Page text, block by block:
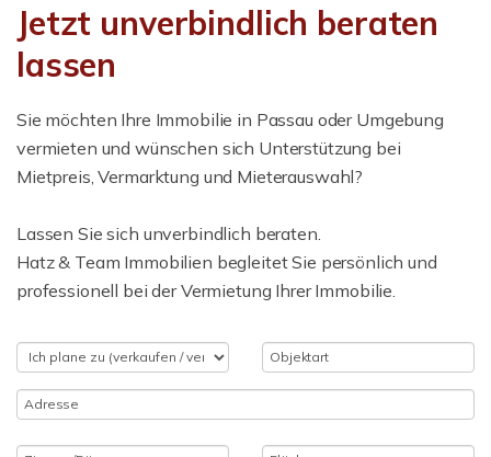
Jetzt unverbindlich beraten
lassen
Sie möchten Ihre Immobilie in Passau oder Umgebung
vermieten und wünschen sich Unterstützung bei
Mietpreis, Vermarktung und Mieterauswahl?
Lassen Sie sich unverbindlich beraten.
Hatz & Team Immobilien begleitet Sie persönlich und
professionell bei der Vermietung Ihrer Immobilie.